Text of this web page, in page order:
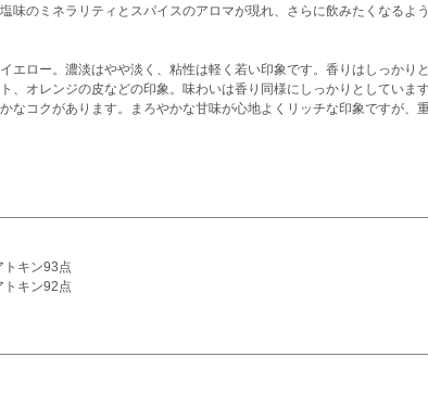
味のミネラリティとスパイスのアロマが現れ、さらに飲みたくなるよ
エロー。濃淡はやや淡く、粘性は軽く若い印象です。香りはしっかり
、オレンジの皮などの印象。味わいは香り同様にしっかりとしていま
なコクがあります。まろやかな甘味が心地よくリッチな印象ですが、
トキン93点
トキン92点